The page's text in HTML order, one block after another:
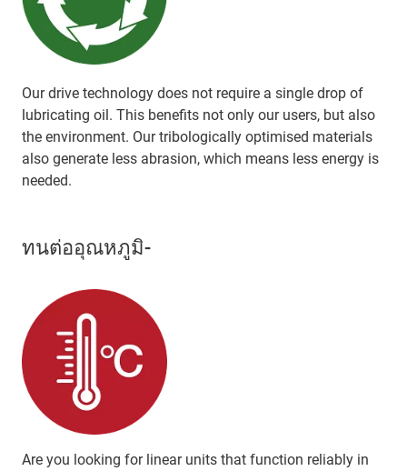
Our drive technology does not require a single drop of
lubricating oil. This benefits not only our users, but also
the environment. Our tribologically optimised materials
also generate less abrasion, which means less energy is
needed.
ทนต่ออุณหภูมิ-
Are you looking for linear units that function reliably in